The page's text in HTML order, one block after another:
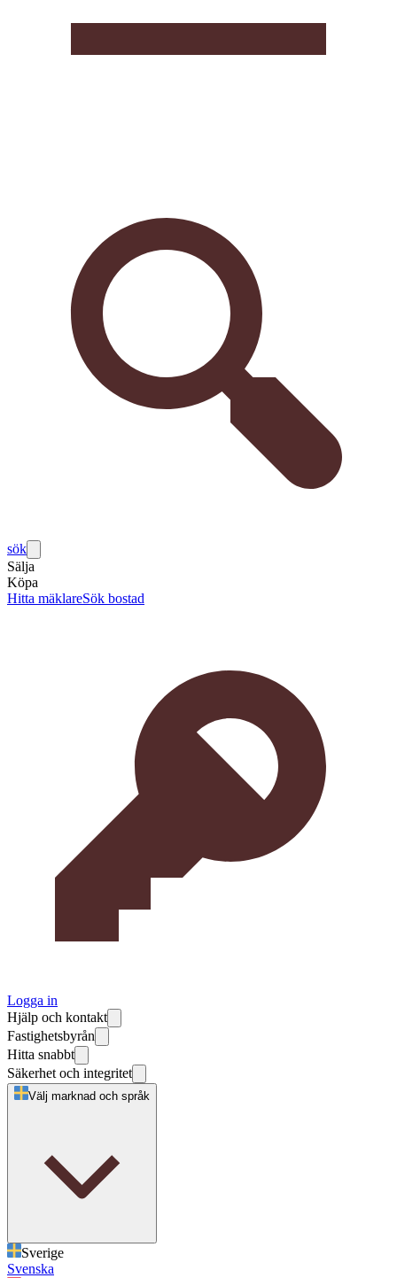
sök
Sälja
Köpa
Hitta mäklareSök bostad
Logga in
Hjälp och kontakt
Fastighetsbyrån
Hitta snabbt
Säkerhet och integritet
Välj marknad och språk
Sverige
Svenska